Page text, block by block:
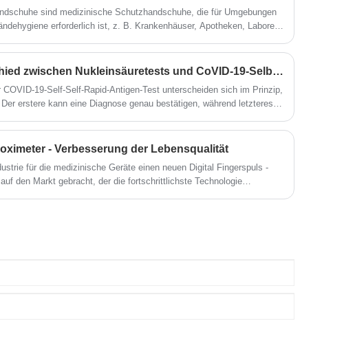
verhindern.
sind medizinische Schutzhandschuhe, die für Umgebungen
erforderlich ist, z. B. Krankenhäuser, Apotheken, Labore
Viren und Chemikalien und schützen gleichzeitig
und Benutzer vor Infektionen.
Was ist der Unterschied zwischen Nukleinsäuretests und CoVID-19-Selbstversuche-Rapid-Antigen-Test?
19-Self-Self-Rapid-Antigen-Test unterscheiden sich im Prinzip,
erstere kann eine Diagnose genau bestätigen, während letzteres
- Verbesserung der Lebensqualität
für die medizinische Geräte einen neuen Digital Fingerspuls -
den Markt gebracht, der die fortschrittlichste Technologie